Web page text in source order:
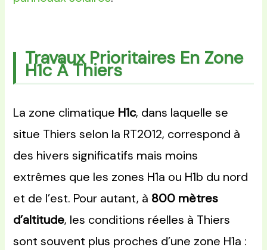
Travaux Prioritaires En Zone
H1c À Thiers
La zone climatique H1c, dans laquelle se
situe Thiers selon la RT2012, correspond à
des hivers significatifs mais moins
extrêmes que les zones H1a ou H1b du nord
et de l’est. Pour autant, à 800 mètres
d’altitude, les conditions réelles à Thiers
sont souvent plus proches d’une zone H1a :